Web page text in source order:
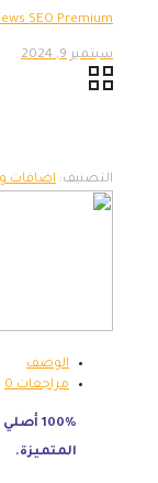
SEO Premium
سبتمبر 9, 2024
التصنيف: اضافات
الوصف
مراجعات0
100%
المتميزة.